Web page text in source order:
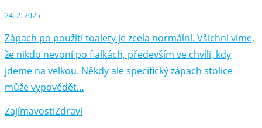
24. 2. 2025
Zápach po použití toalety je zcela normální. Všichni víme,
že nikdo nevoní po fialkách, především ve chvíli, kdy
jdeme na velkou. Někdy ale specifický zápach stolice
může vypovědět…
ZajímavostiZdraví